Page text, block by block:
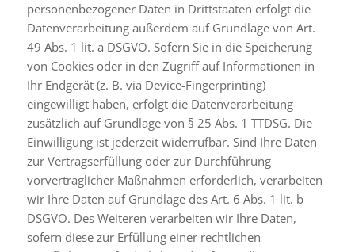
personenbezogener Daten in Drittstaaten erfolgt die
Datenverarbeitung außerdem auf Grundlage von Art.
49 Abs. 1 lit. a DSGVO. Sofern Sie in die Speicherung
von Cookies oder in den Zugriff auf Informationen in
Ihr Endgerät (z. B. via Device-Fingerprinting)
eingewilligt haben, erfolgt die Datenverarbeitung
zusätzlich auf Grundlage von § 25 Abs. 1 TTDSG. Die
Einwilligung ist jederzeit widerrufbar. Sind Ihre Daten
zur Vertragserfüllung oder zur Durchführung
vorvertraglicher Maßnahmen erforderlich, verarbeiten
wir Ihre Daten auf Grundlage des Art. 6 Abs. 1 lit. b
DSGVO. Des Weiteren verarbeiten wir Ihre Daten,
sofern diese zur Erfüllung einer rechtlichen